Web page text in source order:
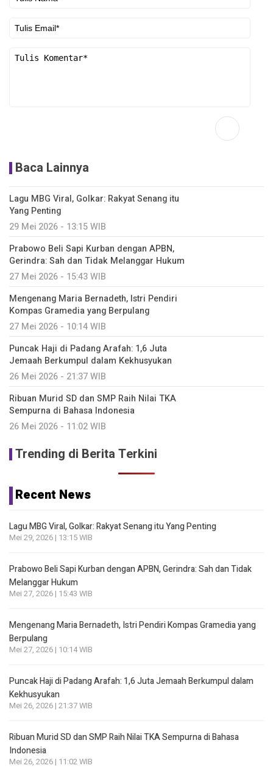
Baca Lainnya
Lagu MBG Viral, Golkar: Rakyat Senang itu
Yang Penting
29 Mei 2026 - 13:15 WIB
Prabowo Beli Sapi Kurban dengan APBN,
Gerindra: Sah dan Tidak Melanggar Hukum
27 Mei 2026 - 15:43 WIB
Mengenang Maria Bernadeth, Istri Pendiri
Kompas Gramedia yang Berpulang
27 Mei 2026 - 10:14 WIB
Puncak Haji di Padang Arafah: 1,6 Juta
Jemaah Berkumpul dalam Kekhusyukan
26 Mei 2026 - 21:37 WIB
Ribuan Murid SD dan SMP Raih Nilai TKA
Sempurna di Bahasa Indonesia
26 Mei 2026 - 11:02 WIB
Trending di Berita Terkini
Recent News
Lagu MBG Viral, Golkar: Rakyat Senang itu Yang Penting
Mei 29, 2026 | 13:15 WIB
Prabowo Beli Sapi Kurban dengan APBN, Gerindra: Sah dan Tidak
Melanggar Hukum
Mei 27, 2026 | 15:43 WIB
Mengenang Maria Bernadeth, Istri Pendiri Kompas Gramedia yang
Berpulang
Mei 27, 2026 | 10:14 WIB
Puncak Haji di Padang Arafah: 1,6 Juta Jemaah Berkumpul dalam
Kekhusyukan
Mei 26, 2026 | 21:37 WIB
Ribuan Murid SD dan SMP Raih Nilai TKA Sempurna di Bahasa
Indonesia
Mei 26, 2026 | 11:02 WIB